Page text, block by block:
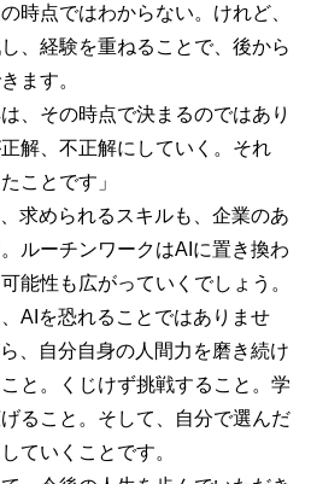
時点ではわからない。けれど、
、経験を重ねることで、後から
ます。
、その時点で決まるのではあり
解、不正解にしていく。それ
ことです」
求められるスキルも、企業のあ
ルーチンワークはAIに置き換わ
能性も広がっていくでしょう。
AIを恐れることではありませ
、自分自身の人間力を磨き続け
と。くじけず挑戦すること。学
ること。そして、自分で選んだ
ていくことです。